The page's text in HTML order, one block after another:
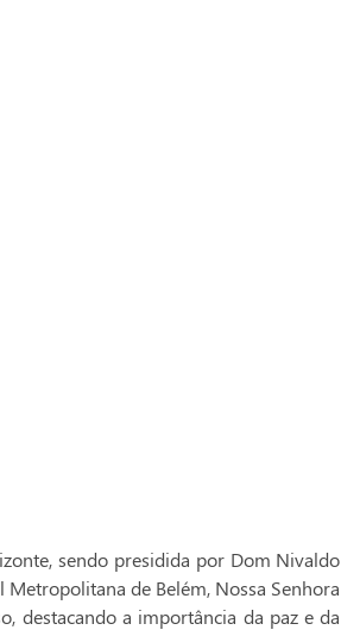
sendo presidida por Dom Nivaldo
Metropolitana de Belém, Nossa Senhora
destacando a importância da paz e da